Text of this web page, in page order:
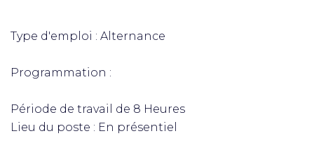
Type d'emploi : Alternance
Programmation :
Période de travail de 8 Heures
Lieu du poste : En présentiel